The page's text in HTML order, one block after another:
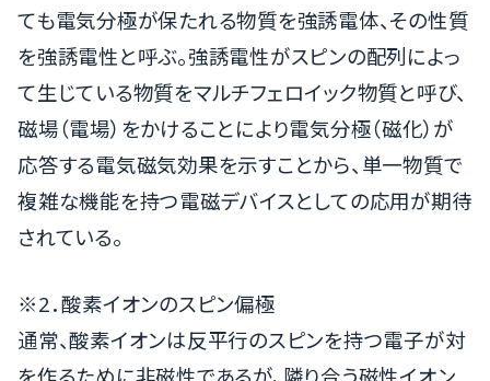
ても電気分極が保たれる物質を強誘電体、その性質
を強誘電性と呼ぶ。強誘電性がスピンの配列によっ
て生じている物質をマルチフェロイック物質と呼び、
磁場（電場）をかけることにより電気分極（磁化）が
応答する電気磁気効果を示すことから、単一物質で
複雑な機能を持つ電磁デバイスとしての応用が期待
されている。
※2．酸素イオンのスピン偏極
通常、酸素イオンは反平行のスピンを持つ電子が対